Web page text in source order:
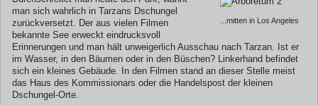
...mitten in Los Angeles
man sich wahrlich in Tarzans Dschungel
zurückversetzt. Der aus vielen Filmen
bekannte See erweckt eindrucksvoll
Erinnerungen und man hält unweigerlich Ausschau nach Tarzan. Ist er
im Wasser, in den Bäumen oder in den Büschen? Linkerhand befindet
sich ein kleines Gebäude. In den Filmen stand an dieser Stelle meist
das Haus des Kommissionars oder die Handelspost der kleinen
Dschungel-Orte.